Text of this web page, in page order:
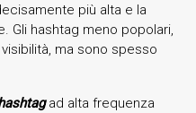
più alta e la
Gli hashtag meno popolari,
ma sono spesso
ad alta frequenza